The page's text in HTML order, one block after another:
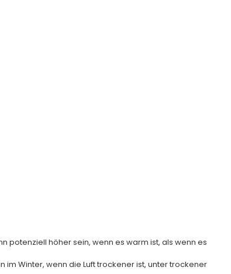
potenziell höher sein, wenn es warm ist, als wenn es
im Winter, wenn die Luft trockener ist, unter trockener